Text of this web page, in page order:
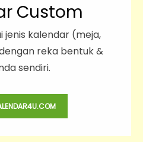
Custom
kalendar (meja,
reka bentuk &
sendiri.